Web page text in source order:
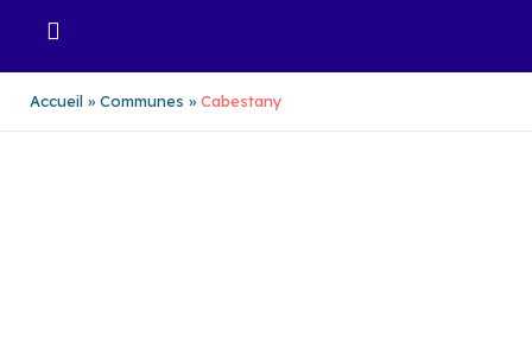
Accueil Communes Cabestany